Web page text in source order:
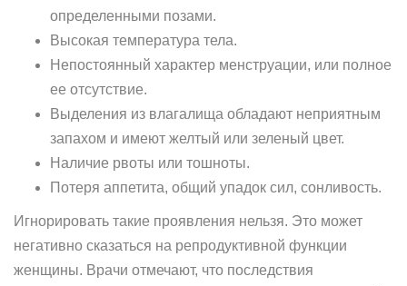
определенными позами.
Высокая температура тела.
Непостоянный характер менструации, или полное
ее отсутствие.
Выделения из влагалища обладают неприятным
запахом и имеют желтый или зеленый цвет.
Наличие рвоты или тошноты.
Потеря аппетита, общий упадок сил, сонливость.
Игнорировать такие проявления нельзя. Это может
негативно сказаться на репродуктивной функции
женщины. Врачи отмечают, что последствия